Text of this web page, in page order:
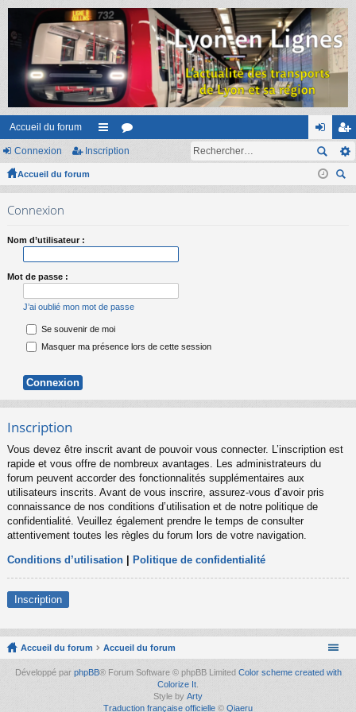
Accueil du forum
ac
s
or on
ne
ns
cri
Connexion Inscription
Accueil du forum
ec
Connexion
Nom d’utilisateur :
Mot de passe :
J’ai oublié mon mot de passe
Se souvenir de moi
Masquer ma présence lors de cette session
Inscription
Vous devez être inscrit avant de pouvoir vous connecter. L’inscription est
rapide et vous offre de nombreux avantages. Les administrateurs du
forum peuvent accorder des fonctionnalités supplémentaires aux
utilisateurs inscrits. Avant de vous inscrire, assurez-vous d’avoir pris
connaissance de nos conditions d’utilisation et de notre politique de
confidentialité. Veuillez également prendre le temps de consulter
attentivement toutes les règles du forum lors de votre navigation.
Conditions d’utilisation Politique de confidentialité
Inscription
Accueil du forum Accueil du forum
Développé par phpBB® Forum Software © phpBB Limited Color scheme created with
Colorize It.
Style by Arty
Traduction française officielle © Qiaeru